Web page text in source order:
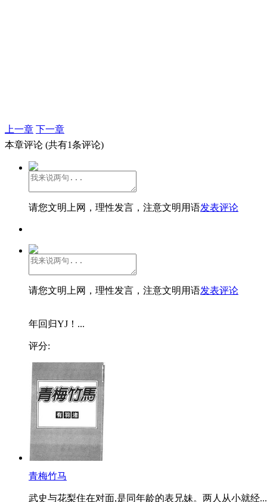
上一章 下一章
本章评论 (共有1条评论)
请您文明上网，理性发言，注意文明用语发表评论
请您文明上网，理性发言，注意文明用语发表评论
年回归YJ！...
评分:
青梅竹马
武史与花梨住在对面,是同年龄的表兄妹。两人从小就经...